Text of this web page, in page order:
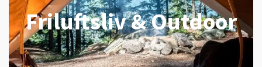
Friluftsliv & Outdoor